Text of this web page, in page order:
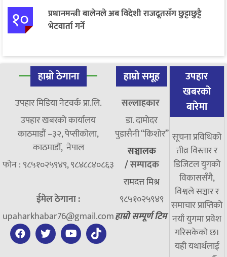
१०
प्रधानमन्त्री बालेनले अब विदेशी राजदूतसँग छुट्टाछुट्टै
भेटवार्ता गर्ने
हाम्रो ठेगाना
उपहार मिडिया नेटवर्क प्रा.लि.
उपहार खबरको कार्यालय
काठमाडौं –३२, पेप्सीकोला,
काठमाडौँ, नेपाल
फोन : ९८५१०२५९४९, ९८४८८४०८६३
ईमेल ठेगाना :
upaharkhabar76@gmail.com
हाम्रो समूह
सल्लाहकार
डा. दामाेदर
पुडासैनी “किशाेर”
सञ्चालक
/सम्पादक
रामदत्त मिश्र
९८५१०२५९४९
हाम्रो सम्पूर्ण टिम
उपहार
खबरको
बारेमा
सूचना प्रविधिको
तीव्र विस्तार र
डिजिटल युगको
विकाससँगै,
विश्वले सञ्चार र
समाचार प्राप्तिको
नयाँ युगमा प्रवेश
गरिसकेको छ।
यही यथार्थलाई